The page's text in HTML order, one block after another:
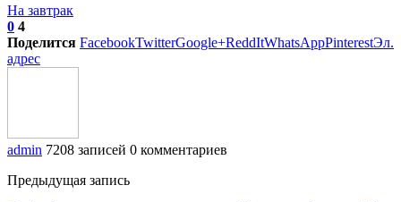
На завтрак
0 4
Поделится FacebookTwitterGoogle+ReddItWhatsAppPinterestЭл.
адрес
admin 7208 записей 0 комментариев
Предыдущая запись